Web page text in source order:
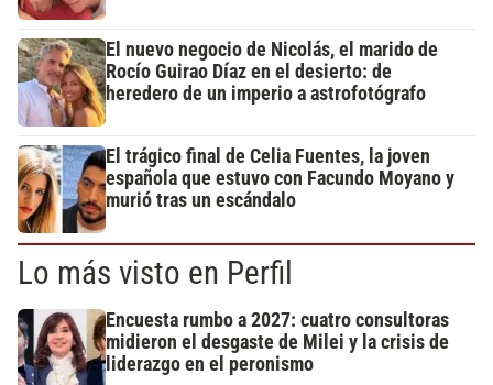
El nuevo negocio de Nicolás, el marido de
Rocío Guirao Díaz en el desierto: de
heredero de un imperio a astrofotógrafo
El trágico final de Celia Fuentes, la joven
española que estuvo con Facundo Moyano y
murió tras un escándalo
Lo más visto en Perfil
Encuesta rumbo a 2027: cuatro consultoras
midieron el desgaste de Milei y la crisis de
liderazgo en el peronismo